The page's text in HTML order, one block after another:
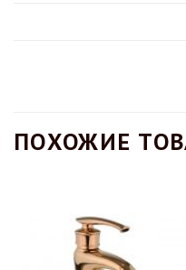
ПОХОЖИЕ